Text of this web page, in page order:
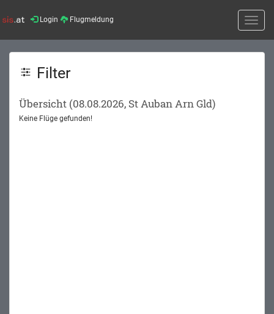
Login Flugmeldung
Toggle
Filter
Übersicht (08.08.2026, St Auban Arn Gld)
Keine Flüge gefunden!